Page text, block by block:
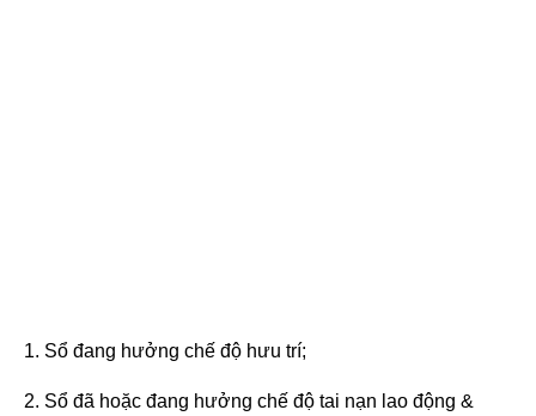
1. Sổ đang hưởng chế độ hưu trí;
2. Sổ đã hoặc đang hưởng chế độ tai nạn lao động &